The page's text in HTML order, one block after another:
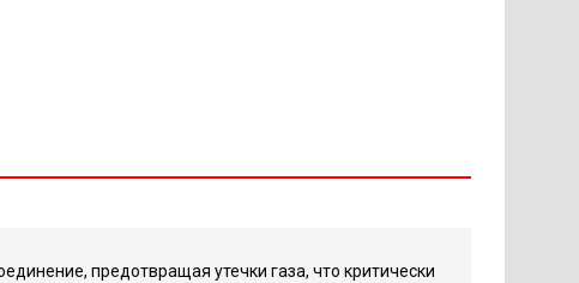
предотвращая утечки газа, что критически